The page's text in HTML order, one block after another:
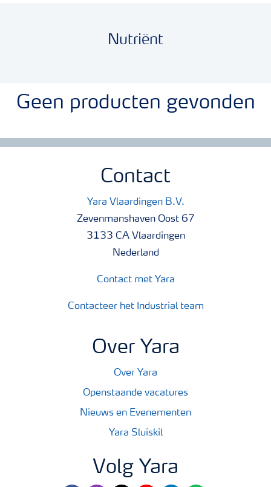
Nutriënt
Geen producten gevonden
Contact
Yara Vlaardingen B.V.
Zevenmanshaven Oost 67
3133 CA Vlaardingen
Nederland
Contact met Yara
Contacteer het Industrial team
Over Yara
Over Yara
Openstaande vacatures
Nieuws en Evenementen
Yara Sluiskil
Volg Yara